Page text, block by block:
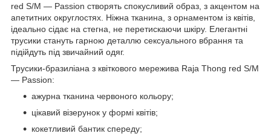
red S/M — Passion створять спокусливий образ, з акцентом на
апетитних округлостях. Ніжна тканина, з орнаментом із квітів,
ідеально сідає на стегна, не перетискаючи шкіру. Елегантні
трусики стануть гарною деталлю сексуального вбрання та
підійдуть під звичайний одяг.
Трусики-бразиліана з квіткового мережива Raja Thong red S/M
— Passion:
ажурна тканина червоного кольору;
цікавий візерунок у формі квітів;
кокетливий бантик спереду;